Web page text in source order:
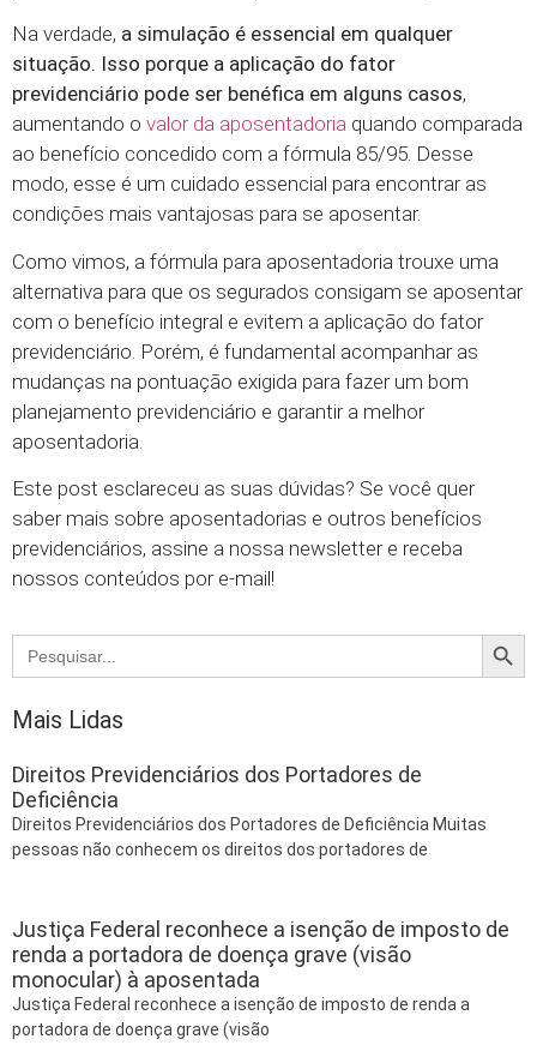
Na verdade, a simulação é essencial em qualquer
situação. Isso porque a aplicação do fator
previdenciário pode ser benéfica em alguns casos,
aumentando o valor da aposentadoria quando comparada
ao benefício concedido com a fórmula 85/95. Desse
modo, esse é um cuidado essencial para encontrar as
condições mais vantajosas para se aposentar.
Como vimos, a fórmula para aposentadoria trouxe uma
alternativa para que os segurados consigam se aposentar
com o benefício integral e evitem a aplicação do fator
previdenciário. Porém, é fundamental acompanhar as
mudanças na pontuação exigida para fazer um bom
planejamento previdenciário e garantir a melhor
aposentadoria.
Este post esclareceu as suas dúvidas? Se você quer
saber mais sobre aposentadorias e outros benefícios
previdenciários, assine a nossa newsletter e receba
nossos conteúdos por e-mail!
Search
for:
Mais Lidas
Direitos Previdenciários dos Portadores de
Deficiência
Direitos Previdenciários dos Portadores de Deficiência Muitas
pessoas não conhecem os direitos dos portadores de
Justiça Federal reconhece a isenção de imposto de
renda a portadora de doença grave (visão
monocular) à aposentada
Justiça Federal reconhece a isenção de imposto de renda a
portadora de doença grave (visão